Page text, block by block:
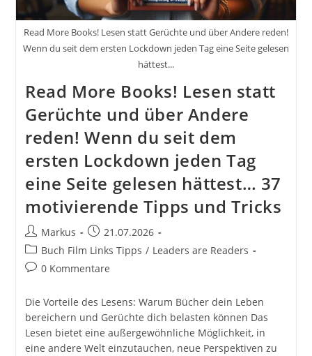
Read More Books! Lesen statt Gerüchte und über Andere reden!
Wenn du seit dem ersten Lockdown jeden Tag eine Seite gelesen
hättest...
Read More Books! Lesen statt
Gerüchte und über Andere
reden! Wenn du seit dem
ersten Lockdown jeden Tag
eine Seite gelesen hättest… 37
motivierende Tipps und Tricks
Beitrags-
Autor:
Markus
Beitrag
veröffentlicht:
21.07.2026
Beitrags-
Kategorie:
Buch Film Links Tipps / Leaders are Readers
Beitrags-
0 Kommentare
Die Vorteile des Lesens: Warum Bücher dein Leben
bereichern und Gerüchte dich belasten können Das
Lesen bietet eine außergewöhnliche Möglichkeit, in
eine andere Welt einzutauchen, neue Perspektiven zu